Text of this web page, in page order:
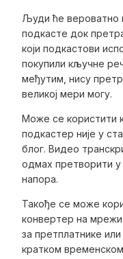
Људи ће вероватно
подкасте док
који подкастови
покупили кључне
међутим, нису
великој мери могу.
Може се користити
подкастер није у
блог. Видео
одмах претворити
напора.
Такође се може
конвертер на
за претплатнике
кратком